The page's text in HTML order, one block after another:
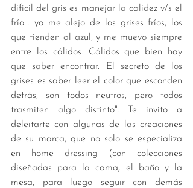
difícil del gris es manejar la calidez v/s el
frío... yo me alejo de los grises fríos, los
que tienden al azul, y me muevo siempre
entre los cálidos. Cálidos que bien hay
que saber encontrar. El secreto de los
grises es saber leer el color que esconden
detrás, son todos neutros, pero todos
trasmiten algo distinto". Te invito a
deleitarte con algunas de las creaciones
de su marca, que no solo se especializa
en home dressing (con colecciones
diseñadas para la cama, el baño y la
mesa, para luego seguir con demás